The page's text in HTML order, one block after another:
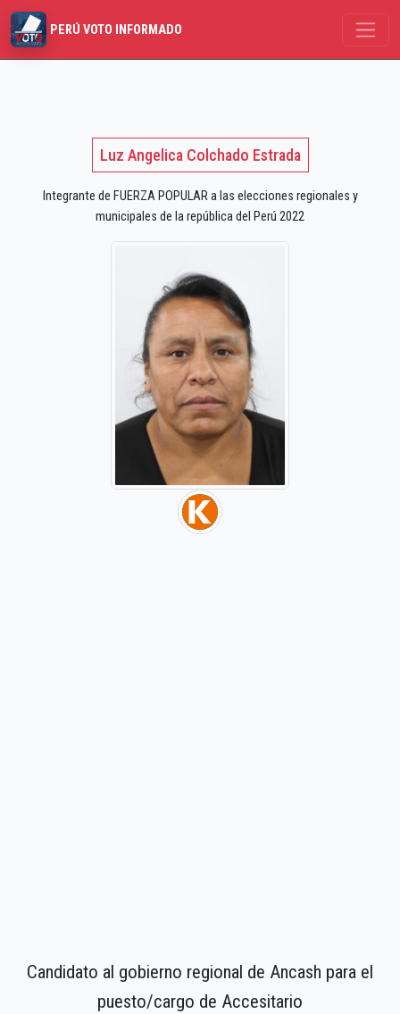
PERÚ VOTO INFORMADO
Luz Angelica Colchado Estrada
Integrante de FUERZA POPULAR a las elecciones regionales y
municipales de la república del Perú 2022
Candidato al gobierno regional de Ancash para el
puesto/cargo de Accesitario